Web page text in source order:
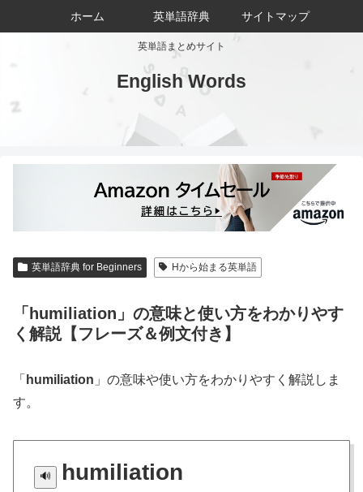
英単語まとめサイト
English Words
ホーム 英単語辞典 サイトマップ
英単語辞典 for Beginners Hから始まる英単語
「humiliation」の意味と使い方をわかりやす
く解説【フレーズ＆例文付き】
「 humiliation 」の意味や使い方をわかりやすく解説しま
す。
humiliation